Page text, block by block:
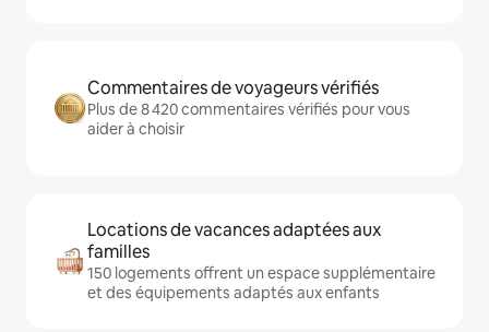
Commentaires de voyageurs vérifiés
Plus de 8 420 commentaires vérifiés pour vous
aider à choisir
Locations de vacances adaptées aux
familles
150 logements offrent un espace supplémentaire
et des équipements adaptés aux enfants